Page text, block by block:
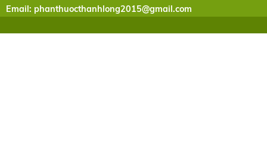
Email: phanthuocthanhlong2015@gmail.com